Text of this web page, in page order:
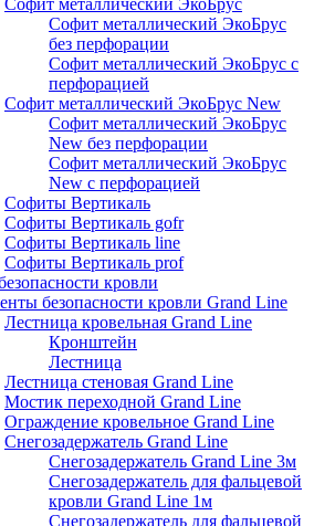
Софит металлический ЭкоБрус
Софит металлический ЭкоБрус
без перфорации
Софит металлический ЭкоБрус с
перфорацией
Софит металлический ЭкоБрус New
Софит металлический ЭкоБрус
New без перфорации
Софит металлический ЭкоБрус
New с перфорацией
Софиты Вертикаль
Софиты Вертикаль gofr
Софиты Вертикаль line
Софиты Вертикаль prof
кровли
безопасности кровли Grand Line
Лестница кровельная Grand Line
Кронштейн
Лестница
Лестница стеновая Grand Line
Мостик переходной Grand Line
Ограждение кровельное Grand Line
Снегозадержатель Grand Line
Снегозадержатель Grand Line 3м
Снегозадержатель для фальцевой
кровли Grand Line 1м
Снегозадержатель для фальцевой